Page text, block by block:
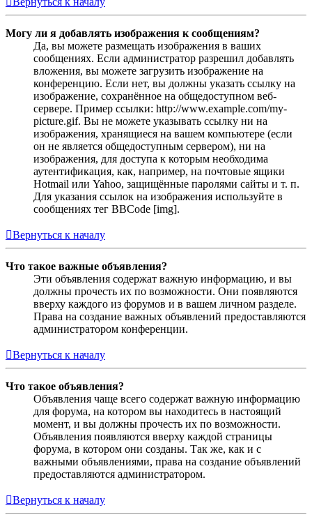
Могу ли я добавлять изображения к сообщениям?
Да, вы можете размещать изображения в ваших
сообщениях. Если администратор разрешил добавлять
вложения, вы можете загрузить изображение на
конференцию. Если нет, вы должны указать ссылку на
изображение, сохранённое на общедоступном веб-
сервере. Пример ссылки: http://www.example.com/my-
picture.gif. Вы не можете указывать ссылку ни на
изображения, хранящиеся на вашем компьютере (если
он не является общедоступным сервером), ни на
изображения, для доступа к которым необходима
аутентификация, как, например, на почтовые ящики
Hotmail или Yahoo, защищённые паролями сайты и т. п.
Для указания ссылок на изображения используйте в
сообщениях тег BBCode [img].
Вернуться к началу
Что такое важные объявления?
Эти объявления содержат важную информацию, и вы
должны прочесть их по возможности. Они появляются
вверху каждого из форумов и в вашем личном разделе.
Права на создание важных объявлений предоставляются
администратором конференции.
Вернуться к началу
Что такое объявления?
Объявления чаще всего содержат важную информацию
для форума, на котором вы находитесь в настоящий
момент, и вы должны прочесть их по возможности.
Объявления появляются вверху каждой страницы
форума, в котором они созданы. Так же, как и с
важными объявлениями, права на создание объявлений
предоставляются администратором.
Вернуться к началу